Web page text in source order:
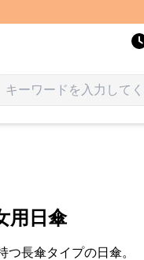
用日傘
長傘タイプの日傘。